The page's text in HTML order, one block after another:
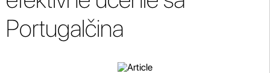
Portugalčina